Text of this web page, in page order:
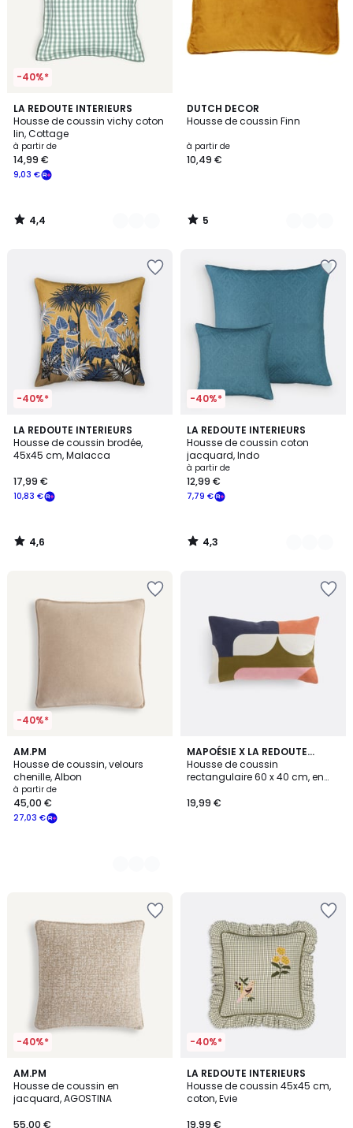
-40%*
LA REDOUTE INTERIEURS
Housse de coussin vichy coton
lin, Cottage
à partir de
9,03 €
14,99 €
4,4
/ 5
4
Couleurs
4,4
/
DUTCH DECOR
Housse de coussin Finn
à partir de
10,49 €
5
/
17
Couleurs
5
/
-40%*
LA REDOUTE INTERIEURS
Housse de coussin brodée,
45x45 cm, Malacca
10,83 €
17,99 €
4,6
/ 5
4,6
/
-40%*
LA REDOUTE INTERIEURS
Housse de coussin coton
jacquard, Indo
à partir de
7,79 €
12,99 €
4,3
/ 5
4
Couleurs
4,3
/
-40%*
AM.PM
Housse de coussin, velours
chenille, Albon
à partir de
27,03 €
45,00 €
4
Couleurs
MAPOÉSIE X LA REDOUTE
INTÉRIEURS
Housse de coussin
rectangulaire 60 x 40 cm, en
19,99 €
-40%*
AM.PM
Housse de coussin en
jacquard, AGOSTINA
55,00 €
-40%*
LA REDOUTE INTERIEURS
Housse de coussin 45x45 cm,
coton, Evie
19,99 €
5
/
5